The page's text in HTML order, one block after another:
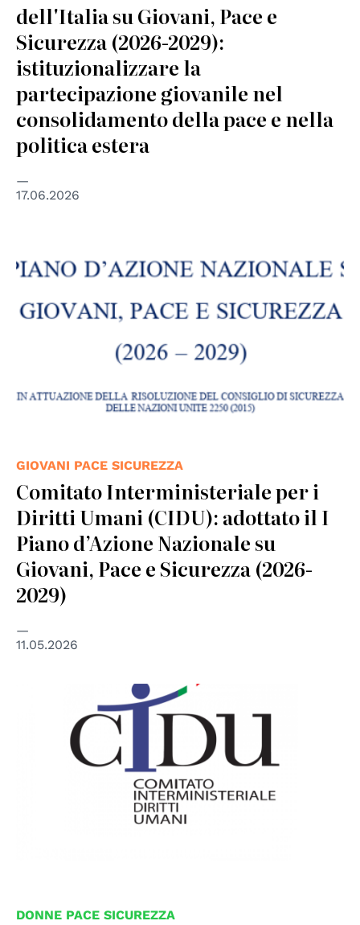
dell'Italia su Giovani, Pace e
Sicurezza (2026-2029):
istituzionalizzare la
partecipazione giovanile nel
consolidamento della pace e nella
politica estera
17.06.2026
GIOVANI PACE SICUREZZA
Comitato Interministeriale per i
Diritti Umani (CIDU): adottato il I
Piano d’Azione Nazionale su
Giovani, Pace e Sicurezza (2026-
2029)
11.05.2026
DONNE PACE SICUREZZA